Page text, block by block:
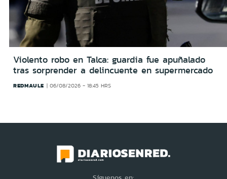
Violento robo en Talca: guardia fue apuñalado
tras sorprender a delincuente en supermercado
REDMAULE 06/08/2026 - 18:45 HRS